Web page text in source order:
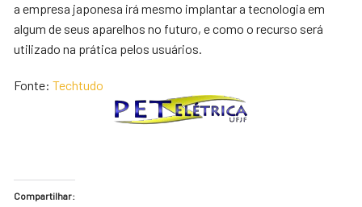
a empresa japonesa irá mesmo implantar a tecnologia em
algum de seus aparelhos no futuro, e como o recurso será
utilizado na prática pelos usuários.
Fonte:Techtudo
Compartilhar: